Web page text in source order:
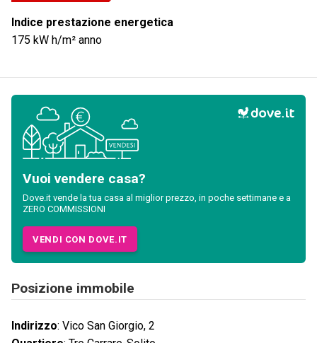
Indice prestazione energetica
175 kW h/m² anno
Vuoi vendere casa?
Dove.it vende la tua casa al miglior prezzo, in poche settimane e a
ZERO COMMISSIONI
VENDI CON DOVE.IT
Posizione immobile
Indirizzo: Vico San Giorgio, 2